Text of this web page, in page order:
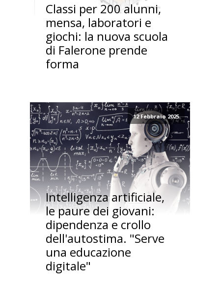
Classi per 200 alunni,
mensa, laboratori e
giochi: la nuova scuola
di Falerone prende
forma
12 Febbraio 2025
Intelligenza artificiale,
le paure dei giovani:
dipendenza e crollo
dell'autostima. "Serve
una educazione
digitale"